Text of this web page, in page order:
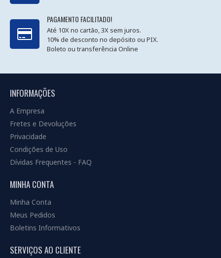
PAGAMENTO FACILITADO!
Até 10X no cartão, 3X sem juros.
10% de desconto no depósito ou PIX.
Boleto ou transferência Online
INFORMAÇÕES
A Empresa
Fretes e Devoluções
Privacidade
Condições de Uso
Dívidas Frequentes - FAQ
MINHA CONTA
Minha Conta
Meus Pedidos
Boletins Informativos
SERVIÇOS AO CLIENTE